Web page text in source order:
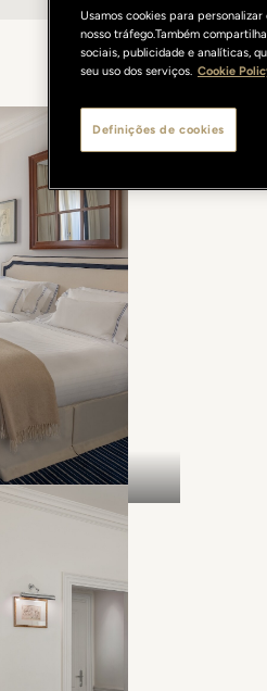
Usamos cookies para
nosso tráfego.Também
sociais, publicidade e analíticas,
seu uso dos serviços. Cookie
Definições de cookies